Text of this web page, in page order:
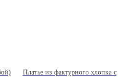
Платье из фактурного хлопка с